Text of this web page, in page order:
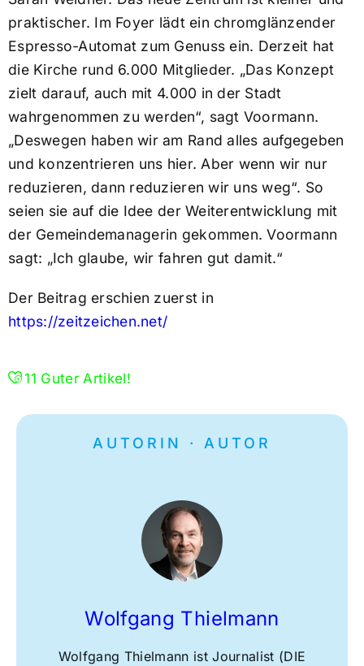
praktischer. Im Foyer lädt ein chromglänzender
Espresso-Automat zum Genuss ein. Derzeit hat
die Kirche rund 6.000 Mitglieder. „Das Konzept
zielt darauf, auch mit 4.000 in der Stadt
wahrgenommen zu werden“, sagt Voormann.
„Deswegen haben wir am Rand alles aufgegeben
und konzentrieren uns hier. Aber wenn wir nur
reduzieren, dann reduzieren wir uns weg“. So
seien sie auf die Idee der Weiterentwicklung mit
der Gemeindemanagerin gekommen. Voormann
sagt: „Ich glaube, wir fahren gut damit.“
Der Beitrag erschien zuerst in
https://zeitzeichen.net/
11 Guter Artikel!
AUTORIN · AUTOR
Wolfgang Thielmann
Wolfgang Thielmann ist Journalist (DIE